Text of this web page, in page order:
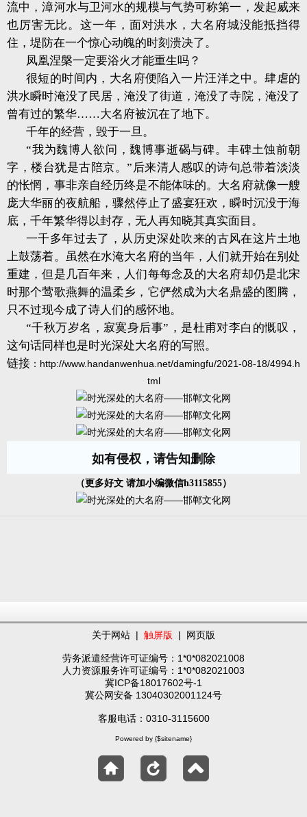
流中，漳河水与卫河水的规模与气势可称第一，发起威来
也厉害无比。这一年，面对洪水，大名府城没能抵挡得
住，堤防在一个惊心动魄的时刻溃决了。
凤凰涅槃一定要浴火才能重生吗？
很短的时间内，大名府便陷入一片汪洋之中。肆虐的
洪水瞬时淹没了民居，淹没了街道，淹没了寺院，淹没了
曾有过的繁华……大名府被沉在了地下。
千年的经营，毁于一旦。
“我为魏博人欲问，魏博事逝碣与碑。丰碑土蚀前朝
字，楼台犹是古陪京。”后来清人感叹的诗句总带着淡淡
的怅惘，事非亲自经历终是不能体味的。大名府就像一艘
庞大华丽的夜航船，骤然停止了盛宴狂欢，瞬时沉没于海
底，千年繁华得以封存，无人再知晓其真实面目。
一千多年过去了，从历史深处吹来的古风在这片土地
上鼓荡着。虽然在水淹大名府的当年，人们就开始在别处
重建，但是几百年来，人们每每念及的大名府却仍是北宋
时那个莺歌燕舞的温柔乡，它俨然成为大名鼎盛的图腾，
只不过现今成了诗人们的感怀地。
“千秋万岁名，寂寞身后事”，是杜甫对李白的慨叹，
这句话同样也是时光深处大名府的写照。
链接 ： http://www.handanwenhua.net/damingfu/2021-08-18/4994.h
tml
如有侵权，请告知删除
（更多好文 请加小编微信h3115855）
关于网站 | 触屏版 | 网页版
劳务派遣经营许可证编号：1*0*082021008
人力资源服务许可证编号：1*0*082021003
冀ICP备18017602号-1
冀公网安备 13040302001124号
客服电话：0310-3115600
Powered by {$sitename}